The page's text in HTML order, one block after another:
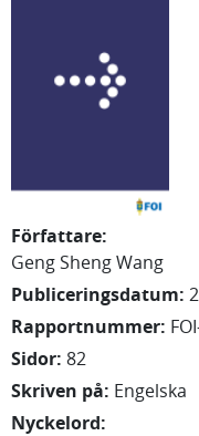
Författare:
Geng ShengWang
Publiceringsdatum:
Rapportnummer:
Sidor: 82
Skriven på: Engelska
Nyckelord: